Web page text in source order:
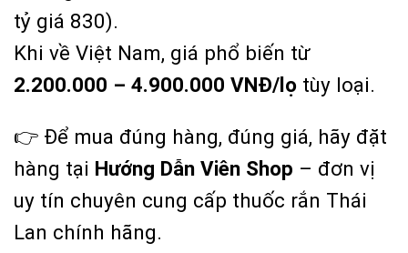
tỷ giá 830).
Khi về Việt Nam, giá phổ biến từ
2.200.000 – 4.900.000 VNĐ/lọ tùy loại.
👉 Để mua đúng hàng, đúng giá, hãy đặt
hàng tại Hướng Dẫn Viên Shop – đơn vị
uy tín chuyên cung cấp thuốc rắn Thái
Lan chính hãng.